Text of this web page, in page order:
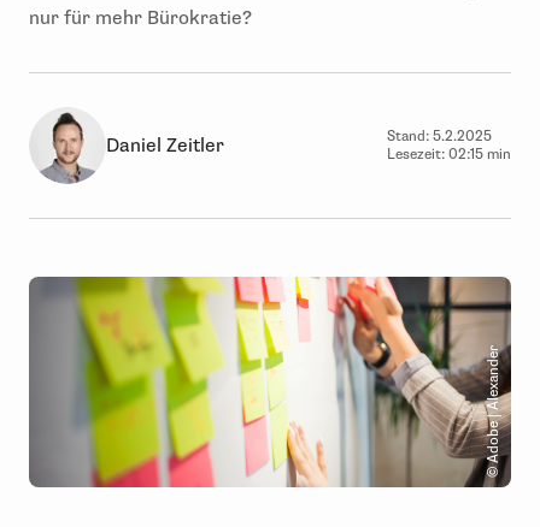
nur für mehr Bürokratie?
Daniel Zeitler Stand: 5.2.2025
Lesezeit: 02:15 min
© Adobe | Alexander